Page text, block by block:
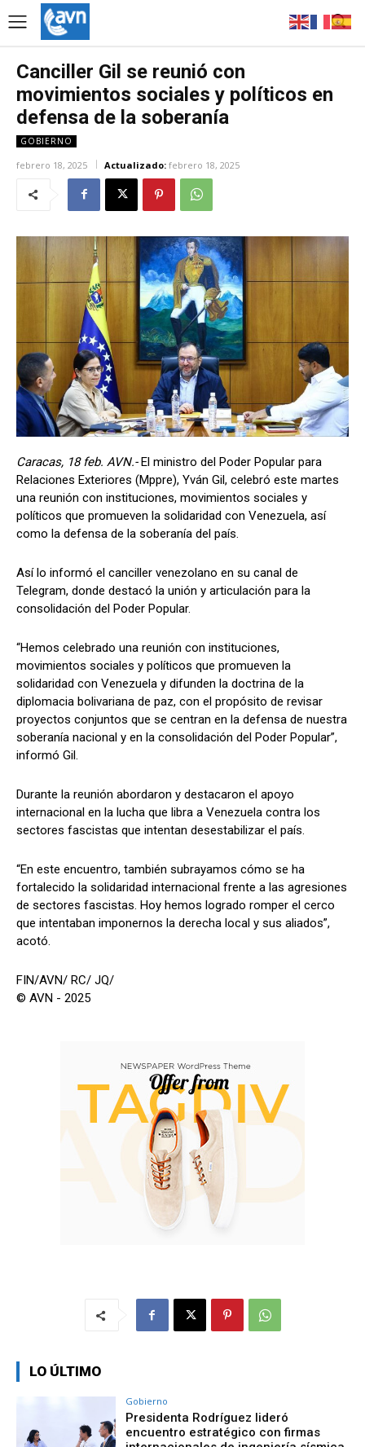
Canciller Gil se reunió con
movimientos sociales y políticos en
defensa de la soberanía
GOBIERNO
febrero 18, 2025 Actualizado: febrero 18, 2025
Caracas, 18 feb. AVN.-El ministro del Poder Popular para
Relaciones Exteriores (Mppre), Yván Gil, celebró este martes
una reunión con instituciones, movimientos sociales y
políticos que promueven la solidaridad con Venezuela, así
como la defensa de la soberanía del país.
Así lo informó el canciller venezolano en su canal de
Telegram, donde destacó la unión y articulación para la
consolidación del Poder Popular.
“Hemos celebrado una reunión con instituciones,
movimientos sociales y políticos que promueven la
solidaridad con Venezuela y difunden la doctrina de la
diplomacia bolivariana de paz, con el propósito de revisar
proyectos conjuntos que se centran en la defensa de nuestra
soberanía nacional y en la consolidación del Poder Popular”,
informó Gil.
Durante la reunión abordaron y destacaron el apoyo
internacional en la lucha que libra a Venezuela contra los
sectores fascistas que intentan desestabilizar el país.
“En este encuentro, también subrayamos cómo se ha
fortalecido la solidaridad internacional frente a las agresiones
de sectores fascistas. Hoy hemos logrado romper el cerco
que intentaban imponernos la derecha local y sus aliados”,
acotó.
FIN/AVN/ RC/ JQ/
© AVN - 2025
LO ÚLTIMO
Gobierno
Presidenta Rodríguez lideró
encuentro estratégico con firmas